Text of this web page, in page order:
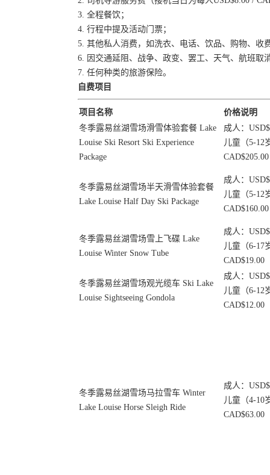
3. 全程餐饮；
4. 行程中提及活动门票；
5. 其他私人消费，如洗衣、电话、饮品、购物、收
6. 因交通延阻、战争、政变、罢工、天气、航班取
7. 任何种类的旅游保险。
自费项目
项目名称
价格说明
冬季露易丝湖雪场滑雪体验套餐 Lake
Louise Ski Resort Ski Experience
Package
成人：
儿童（5-12
CAD$205.00
冬季露易丝湖雪场半天滑雪体验套餐
Lake Louise Half Day Ski Package
成人：
儿童（5-12
CAD$160.00
冬季露易丝湖雪场雪上飞碟 Lake
Louise Winter Snow Tube
成人：
儿童（6-17
CAD$19.00
冬季露易丝湖雪场观光缆车 Ski Lake
Louise Sightseeing Gondola
成人：
儿童（6-12
CAD$12.00
冬季露易丝湖雪场马拉雪车 Winter
Lake Louise Horse Sleigh Ride
成人：
儿童（4-10
CAD$63.00